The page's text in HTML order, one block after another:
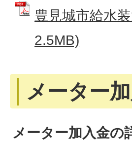
豊見城市給水
2.5MB)
メーター
メーター加入金の